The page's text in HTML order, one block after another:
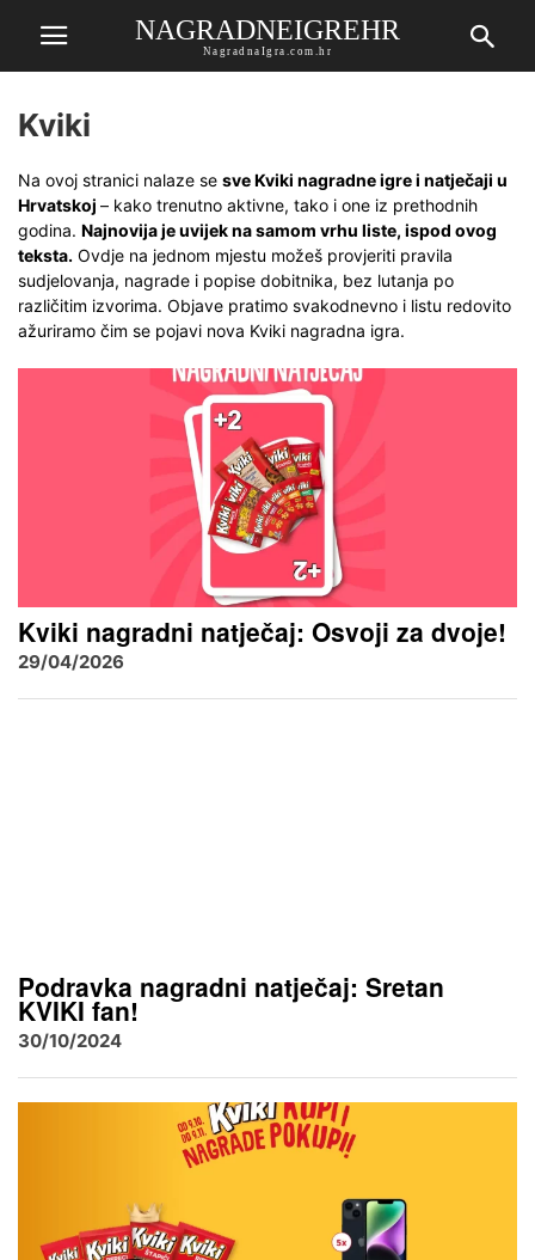
NAGRADNEIGREHR
NagradnaIgra.com.hr
Kviki
Na ovoj stranici nalaze se sve Kviki nagradne igre i natječaji u
Hrvatskoj – kako trenutno aktivne, tako i one iz prethodnih
godina. Najnovija je uvijek na samom vrhu liste, ispod ovog
teksta. Ovdje na jednom mjestu možeš provjeriti pravila
sudjelovanja, nagrade i popise dobitnika, bez lutanja po
različitim izvorima. Objave pratimo svakodnevno i listu redovito
ažuriramo čim se pojavi nova Kviki nagradna igra.
Kviki nagradni natječaj: Osvoji za dvoje!
29/04/2026
Podravka nagradni natječaj: Sretan
KVIKI fan!
30/10/2024